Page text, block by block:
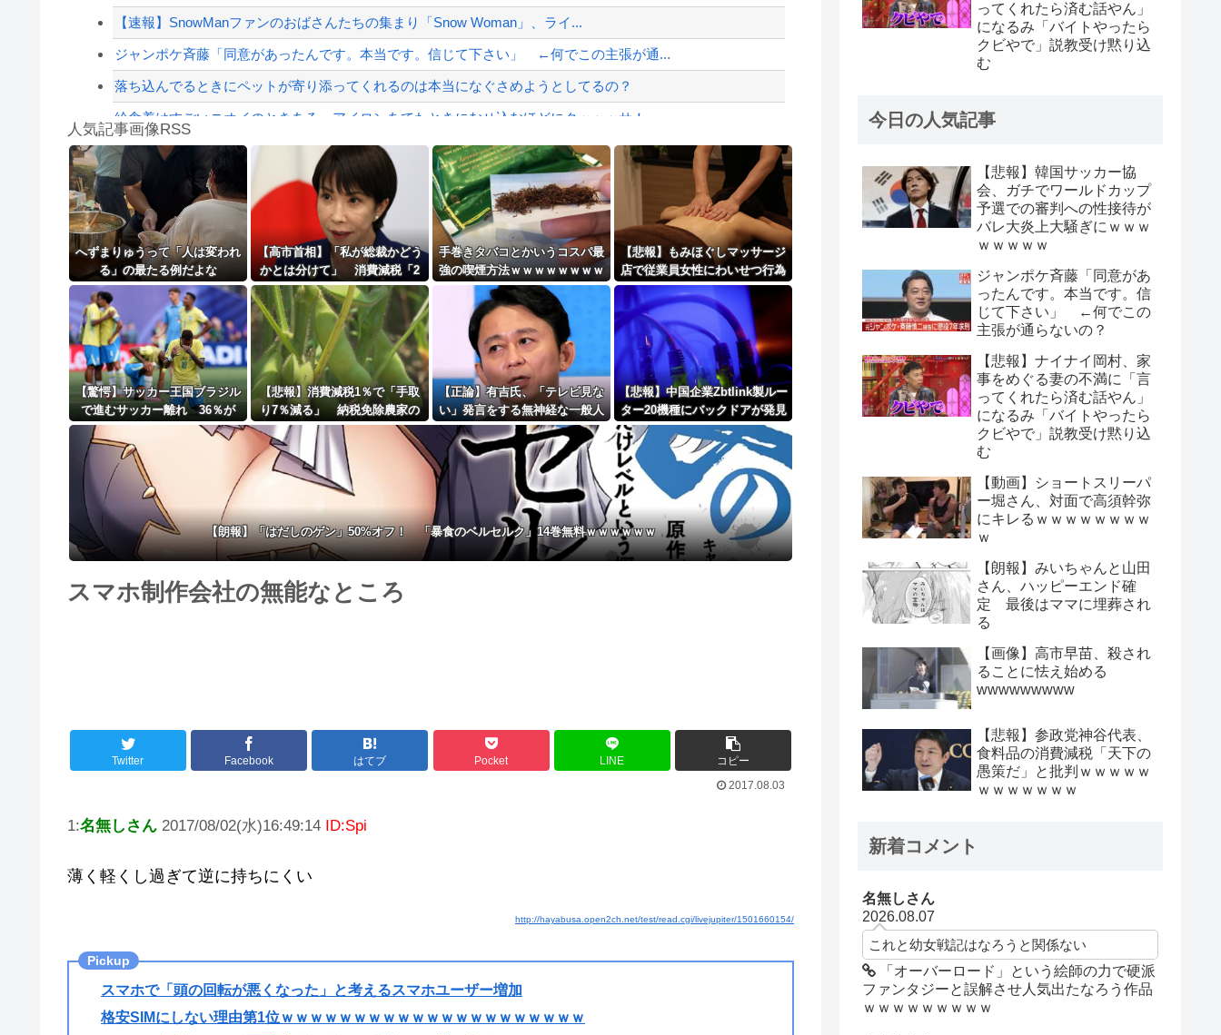
【配信者】「金バエ」のSNS更新が1週間途絶え、様々な憶測が飛び交う。1週間ぶり...
【緊急速報】NYで警官が黒人男性の首を絞め、暴動第二波不可避へ
Powered by livedoor 相互RSS
【速報】SnowManファンのおばさんたちの集まり「Snow Woman」、ライ...
ジャンポケ斉藤「同意があったんです。本当です。信じて下さい」 ←何でこの主張が通...
落ち込んでるときにペットが寄り添ってくれるのは本当になぐさめようとしてるの？
給食着はすごいニオイのときある。アイロンあてたときにむせ込むほどにクッッッサ！っ...
【第一位】車で要らない装備、「電動シート」に決まる・・・
【動画】高速道路を走行中の車からリアガラスが飛んでくる事故(ﾟoﾟ)
8/4のニュース
日本旅行キャンセルすべきか…1万年ぶり史上最大級の火山の兆し＝韓国の反応
更新中止のお知らせ
海外「おめでとうタキ！」リヴァプール南野がバースデーゴール！！
Powered by livedoor 相互RSS
人気記事画像RSS
へずまりゅうって「人は変われ
る」の最たる例だよな
【高市首相】「私が総裁かどう
かとは分けて」 消費減税「2
年後に私の責任で戻す」発言を
説明
手巻きタバコとかいうコスパ最
強の喫煙方法ｗｗｗｗｗｗｗｗ
ｗｗｗｗｗ
【悲報】もみほぐしマッサージ
店で従業員女性にわいせつ行為
かで男を逮捕ｗｗｗｗｗｗｗｗ
ｗ
【驚愕】サッカー王国ブラジル
で進むサッカー離れ 36％が
「関心なし」
【悲報】消費減税1％で「手取
り7％減る」 納税免除農家の
苦悩「販売価格上げざるを得な
い」
【正論】有吉氏、「テレビ見な
い」発言をする無神経な一般人
に憤慨ｗｗｗｗｗｗｗ
【悲報】中国企業Zbtlink製ルー
ター20機種にバックドアが発見
されるｗｗｗｗｗｗｗｗｗ
【朗報】「はだしのゲン」50%オフ！ 「暴食のベルセルク」14巻無料ｗｗｗｗｗｗ
スマホ制作会社の無能なところ
Twitter Facebook はてブ Pocket LINE
コピー
2017.08.03
1:名無しさん 2017/08/02(水)16:49:14 ID:Spi
薄く軽くし過ぎて逆に持ちにくい
http://hayabusa.open2ch.net/test/read.cgi/livejupiter/1501660154/
スマホで「頭の回転が悪くなった」と考えるスマホユーザー増加
格安SIMにしない理由第1位ｗｗｗｗｗｗｗｗｗｗｗｗｗｗｗｗｗｗｗｗｗ
ってくれたら済む話やん」
になるみ「バイトやったら
クビやで」説教受け黙り込
む
今日の人気記事
【悲報】韓国サッカー協
会、ガチでワールドカップ
予選での審判への性接待が
バレ大炎上大騒ぎにｗｗｗ
ｗｗｗｗｗ
ジャンポケ斉藤「同意があ
ったんです。本当です。信
じて下さい」 ←何でこの
主張が通らないの？
【悲報】ナイナイ岡村、家
事をめぐる妻の不満に「言
ってくれたら済む話やん」
になるみ「バイトやったら
クビやで」説教受け黙り込
む
【動画】ショートスリーパ
ー堀さん、対面で高須幹弥
にキレるｗｗｗｗｗｗｗｗ
ｗ
【朗報】みいちゃんと山田
さん、ハッピーエンド確
定 最後はママに埋葬され
る
【画像】高市早苗、殺され
ることに怯え始める
wwwwwwwww
【悲報】参政党神谷代表、
食料品の消費減税「天下の
愚策だ」と批判ｗｗｗｗｗ
ｗｗｗｗｗｗｗ
新着コメント
名無しさん
2026.08.07
これと幼女戦記はなろうと関係ない
「オーバーロード」という絵師の力で硬派
ファンタジーと誤解させ人気出たなろう作品
ｗｗｗｗｗｗｗｗｗ